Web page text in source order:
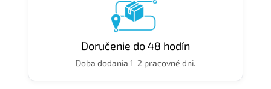
Doručenie do 48 hodín
Doba dodania 1-2 pracovné dni.